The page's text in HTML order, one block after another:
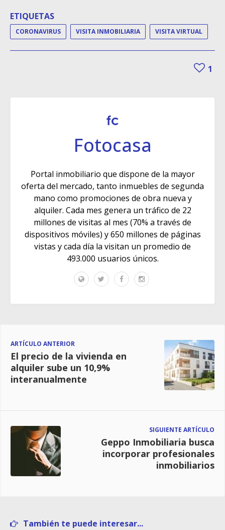
ETIQUETAS
CORONAVIRUS VISITA INMOBILIARIA VISITA VIRTUAL
1
Fotocasa
Portal inmobiliario que dispone de la mayor
oferta del mercado, tanto inmuebles de segunda
mano como promociones de obra nueva y
alquiler. Cada mes genera un tráfico de 22
millones de visitas al mes (70% a través de
dispositivos móviles) y 650 millones de páginas
vistas y cada día la visitan un promedio de
493.000 usuarios únicos.
ARTÍCULO ANTERIOR
El precio de la vivienda en
alquiler sube un 10,9%
interanualmente
SIGUIENTE ARTÍCULO
Geppo Inmobiliaria busca
incorporar profesionales
inmobiliarios
También te puede interesar...